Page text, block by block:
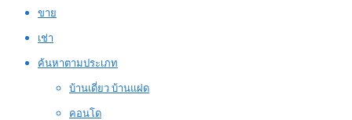
ขาย
เช่า
ค้นหาตามประเภท
บ้านเดี่ยว บ้านแฝด
คอนโด